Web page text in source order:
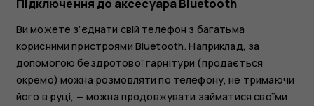
Підключення до аксесуара Bluetooth
Ви можете з’єднати свій телефон з багатьма
корисними пристроями Bluetooth. Наприклад, за
допомогою бездротової гарнітури (продається
окремо) можна розмовляти по телефону, не тримаючи
його в руці, — можна продовжувати займатися своїми